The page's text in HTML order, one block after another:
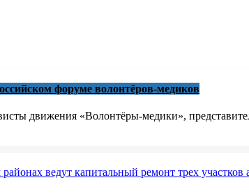
форуме волонтёров-медиков
движения «Волонтёры-медики»,